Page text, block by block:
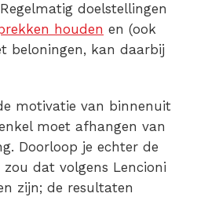
doelstellingen
houden en (ook
beloningen, kan daarbij
motivatie van binnenuit
moet afhangen van
Doorloop je echter de
dat volgens Lencioni
zijn; de resultaten